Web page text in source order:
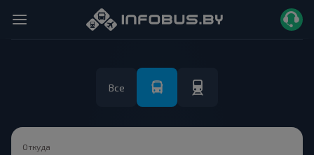
Все
Откуда